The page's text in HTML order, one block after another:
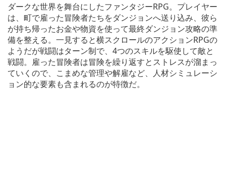
ダークな世界を舞台にしたファンタジーRPG。プレイヤー
は、町で雇った冒険者たちをダンジョンへ送り込み、彼ら
が持ち帰ったお金や物資を使って最終ダンジョン攻略の準
備を整える。一見すると横スクロールのアクションRPGの
ようだが戦闘はターン制で、4つのスキルを駆使して敵と
戦闘。雇った冒険者は冒険を繰り返すとストレスが溜まっ
ていくので、こまめな管理や解雇など、人材シミュレーシ
ョン的な要素も含まれるのが特徴だ。